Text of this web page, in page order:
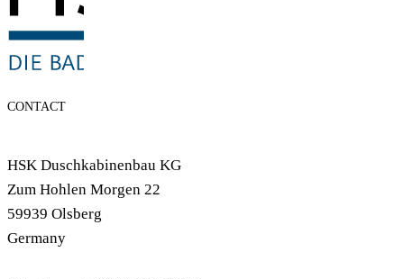
CONTACT
HSK Duschkabinenbau KG
Zum Hohlen Morgen 22
59939 Olsberg
Germany